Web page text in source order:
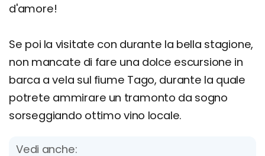
d'amore!
Se poi la visitate con durante la bella stagione,
non mancate di fare una dolce escursione in
barca a vela sul fiume Tago, durante la quale
potrete ammirare un tramonto da sogno
sorseggiando ottimo vino locale.
Vedi anche: